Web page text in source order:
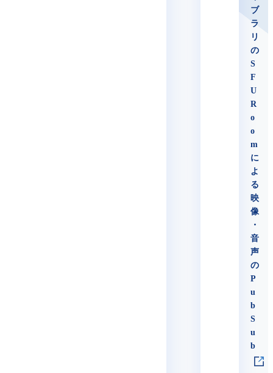
ブ
ラ
リ
の
S
F
U
R
o
o
m
に
よ
る
映
像
・
音
声
の
P
u
b
S
u
b